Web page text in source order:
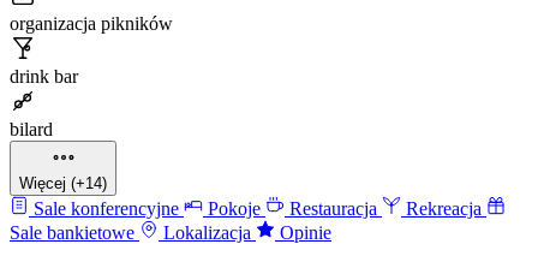
organizacja pikników
drink bar
bilard
Więcej (+14)
Sale konferencyjne Pokoje Restauracja
Rekreacja
Sale bankietowe
Lokalizacja Opinie